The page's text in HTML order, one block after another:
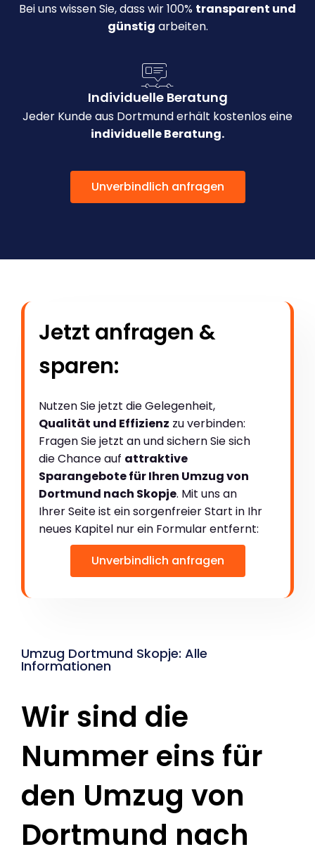
Bei uns wissen Sie, dass wir 100% transparent und
günstig arbeiten.
Individuelle Beratung
Jeder Kunde aus Dortmund erhält kostenlos eine
individuelle Beratung.
Unverbindlich anfragen
Jetzt anfragen &
sparen:
Nutzen Sie jetzt die Gelegenheit,
Qualität und Effizienz zu verbinden:
Fragen Sie jetzt an und sichern Sie sich
die Chance auf attraktive
Sparangebote für Ihren Umzug von
Dortmund nach Skopje. Mit uns an
Ihrer Seite ist ein sorgenfreier Start in Ihr
neues Kapitel nur ein Formular entfernt:
Unverbindlich anfragen
Umzug Dortmund Skopje: Alle
Informationen
Wir sind die
Nummer eins für
den Umzug von
Dortmund nach